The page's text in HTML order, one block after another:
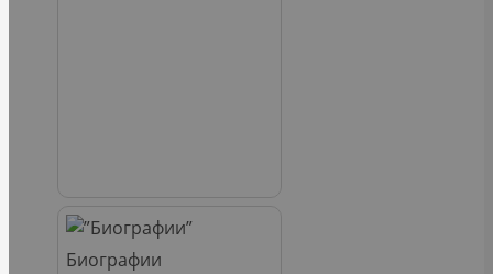
Биографии